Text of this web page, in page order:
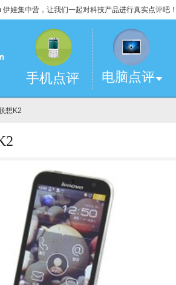
娃集中营，让我们一起对科技产品进行真实点评吧！
手机点评 电脑点评
想K2